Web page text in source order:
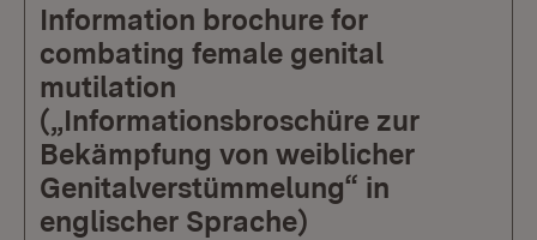
Information brochure for
combating female genital
mutilation
(„Informationsbroschüre zur
Bekämpfung von weiblicher
Genitalverstümmelung“ in
englischer Sprache)